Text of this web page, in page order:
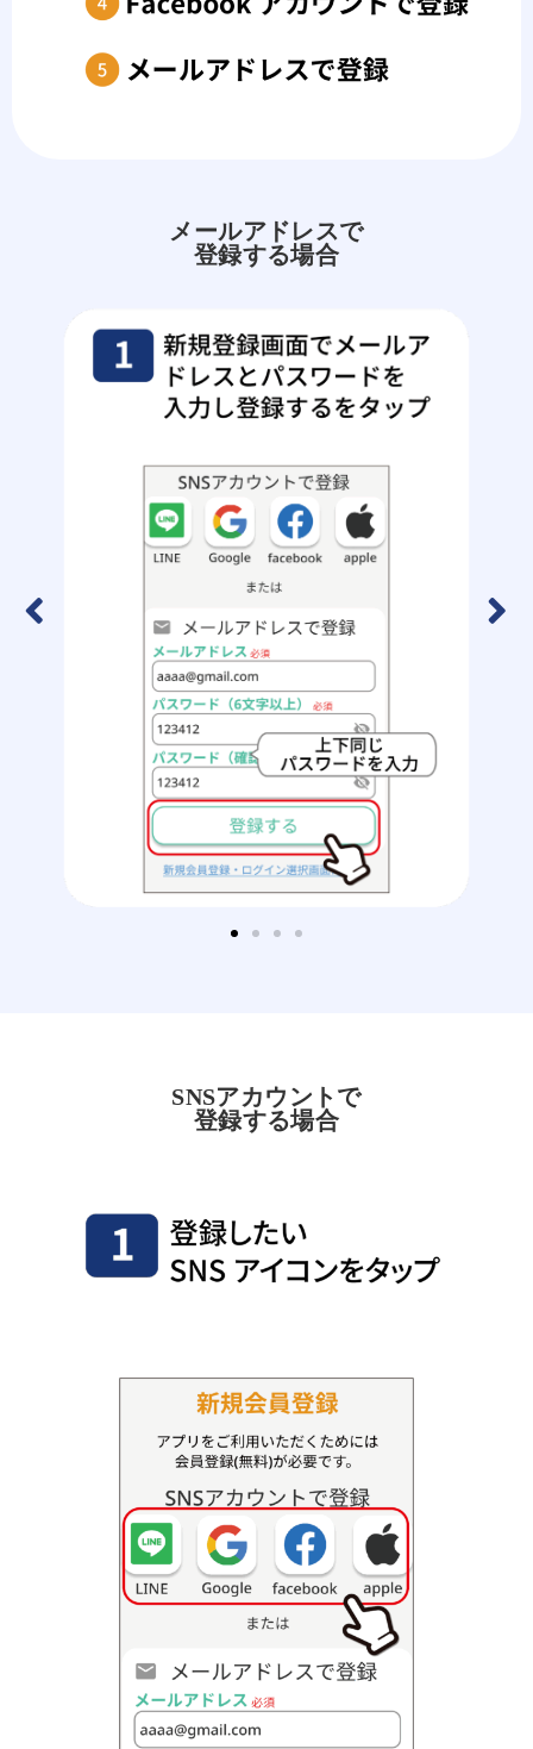
メールアドレスで
登録する場合
SNSアカウントで
登録する場合